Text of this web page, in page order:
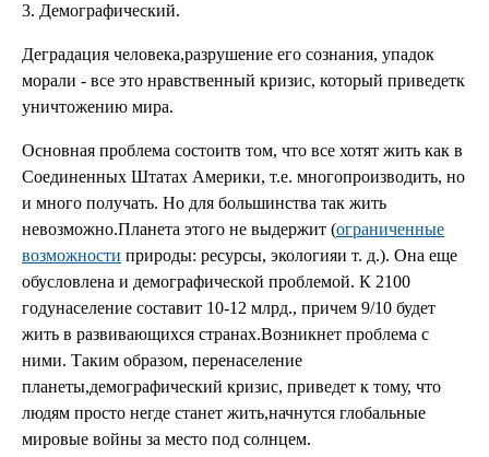
3. Демографический.
Деградация человека,разрушение его сознания, упадок
морали - все это нравственный кризис, который приведетк
уничтожению мира.
Основная проблема состоитв том, что все хотят жить как в
Соединенных Штатах Америки, т.е. многопроизводить, но
и много получать. Но для большинства так жить
невозможно.Планета этого не выдержит (ограниченные
возможности природы: ресурсы, экологияи т. д.). Она еще
обусловлена и демографической проблемой. К 2100
годунаселение составит 10-12 млрд., причем 9/10 будет
жить в развивающихся странах.Возникнет проблема с
ними. Таким образом, перенаселение
планеты,демографический кризис, приведет к тому, что
людям просто негде станет жить,начнутся глобальные
мировые войны за место под солнцем.